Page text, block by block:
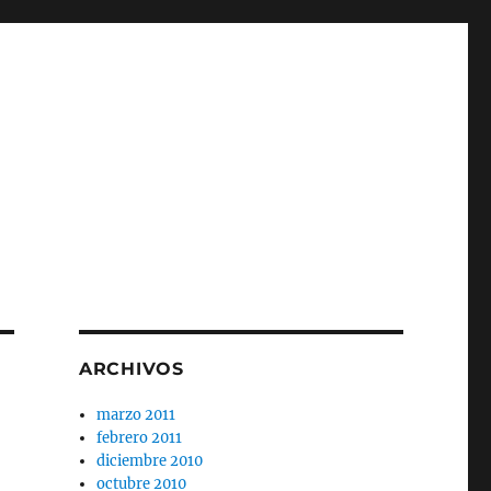
ARCHIVOS
marzo 2011
febrero 2011
diciembre 2010
octubre 2010